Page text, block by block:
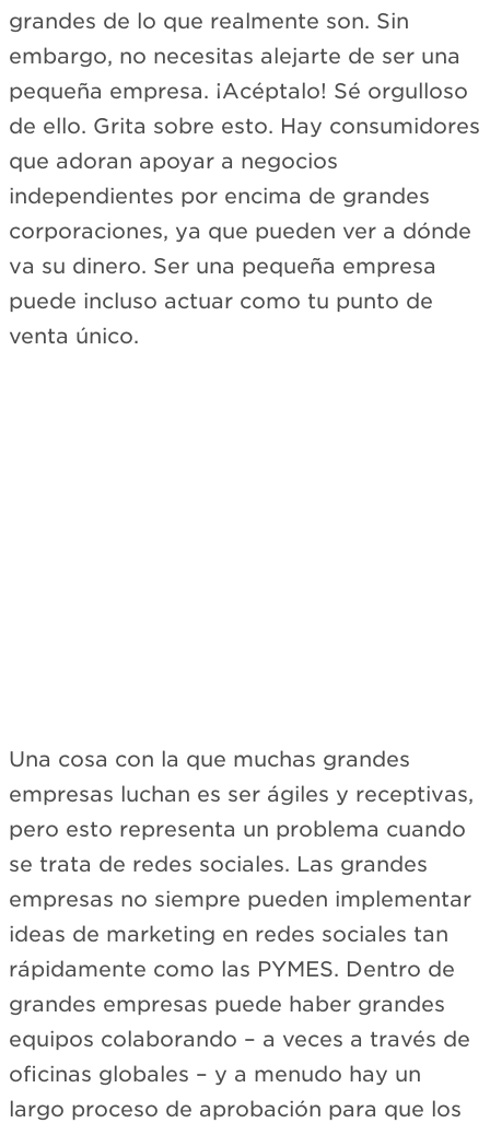
grandes de lo que realmente son. Sin
embargo, no necesitas alejarte de ser una
pequeña empresa. ¡Acéptalo! Sé orgulloso
de ello. Grita sobre esto. Hay consumidores
que adoran apoyar a negocios
independientes por encima de grandes
corporaciones, ya que pueden ver a dónde
va su dinero. Ser una pequeña empresa
puede incluso actuar como tu punto de
venta único.
Una cosa con la que muchas grandes
empresas luchan es ser ágiles y receptivas,
pero esto representa un problema cuando
se trata de redes sociales. Las grandes
empresas no siempre pueden implementar
ideas de marketing en redes sociales tan
rápidamente como las PYMES. Dentro de
grandes empresas puede haber grandes
equipos colaborando – a veces a través de
oficinas globales – y a menudo hay un
largo proceso de aprobación para que los